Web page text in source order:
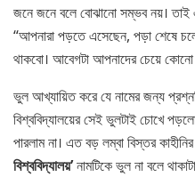
জনে জনে বলে বোঝানো সম্ভব নয়।
“আপনারা পড়তে এসেছেন, পড়া শেষে
থাকবো। আবেগটা আপনাদের চেয়ে
ভুল আখ্যায়িত করে যে নামের জন্য
বিশ্ববিদ্যালয়ের সেই ভুলটাই চোখে
পারলাম না। এত বড় লম্বা বিস্তর
বিশ্ববিদ্যালয়’নামটিকে ভুল না বলে